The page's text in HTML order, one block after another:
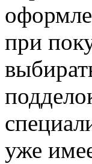
при
уже